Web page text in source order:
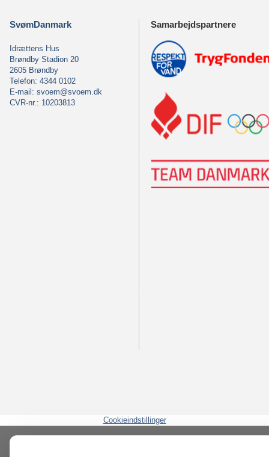
SvømDanmark
Idrættens Hus
Brøndby Stadion 20
2605 Brøndby
Telefon: 4344 0102
E-mail: svoem@svoem.dk
CVR-nr.: 10203813
Samarbejdspartnere
Cookieindstillinger